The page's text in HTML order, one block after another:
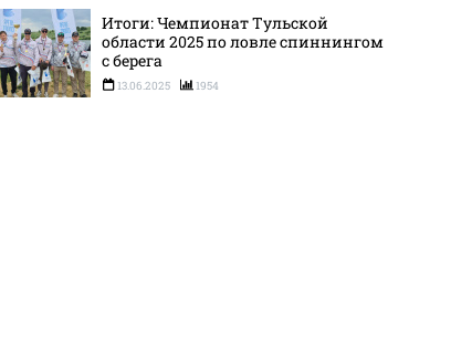
Итоги: Чемпионат Тульской
области 2025 по ловле спиннингом
с берега
13.06.2025 1954